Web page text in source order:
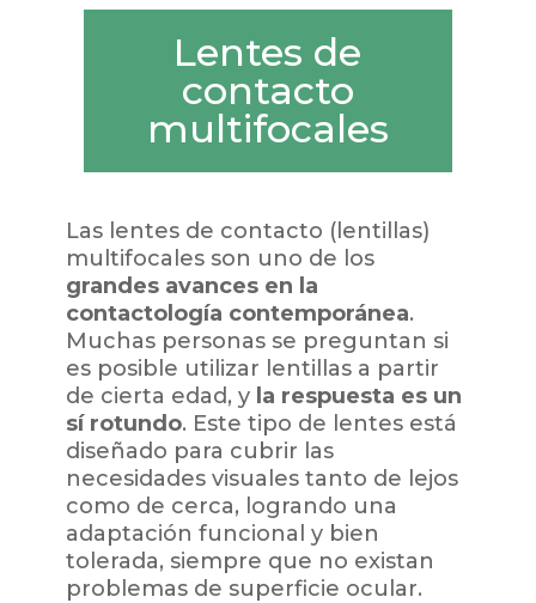
Lentes de
contacto
multifocales
Las lentes de contacto (lentillas)
multifocales son uno de los
grandes avances en la
contactología contemporánea.
Muchas personas se preguntan si
es posible utilizar lentillas a partir
de cierta edad, y la respuesta es un
sí rotundo. Este tipo de lentes está
diseñado para cubrir las
necesidades visuales tanto de lejos
como de cerca, logrando una
adaptación funcional y bien
tolerada, siempre que no existan
problemas de superficie ocular.